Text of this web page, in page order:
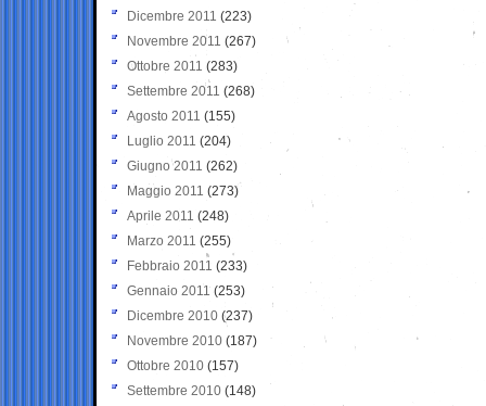
Dicembre 2011 (223)
Novembre 2011 (267)
Ottobre 2011 (283)
Settembre 2011 (268)
Agosto 2011 (155)
Luglio 2011 (204)
Giugno 2011 (262)
Maggio 2011 (273)
Aprile 2011 (248)
Marzo 2011 (255)
Febbraio 2011 (233)
Gennaio 2011 (253)
Dicembre 2010 (237)
Novembre 2010 (187)
Ottobre 2010 (157)
Settembre 2010 (148)